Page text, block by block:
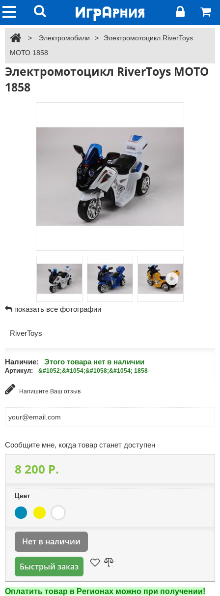
> Электромобили >
Электромотоцикл RiverToys
МОТО 1858
Электромотоцикл RiverToys МОТО
1858
показать все фотографии
RiverToys
Наличие: Этого товара нет в наличии
Артикул: &#1052;&#1054;&#1058;&#1054; 1858
Напишите Ваш отзыв
Сообщите мне, когда товар станет доступен
8 200 P.
Цвет
Нет в наличии
Быстрый заказ
Оплатить товар в Регионах можно при получении!